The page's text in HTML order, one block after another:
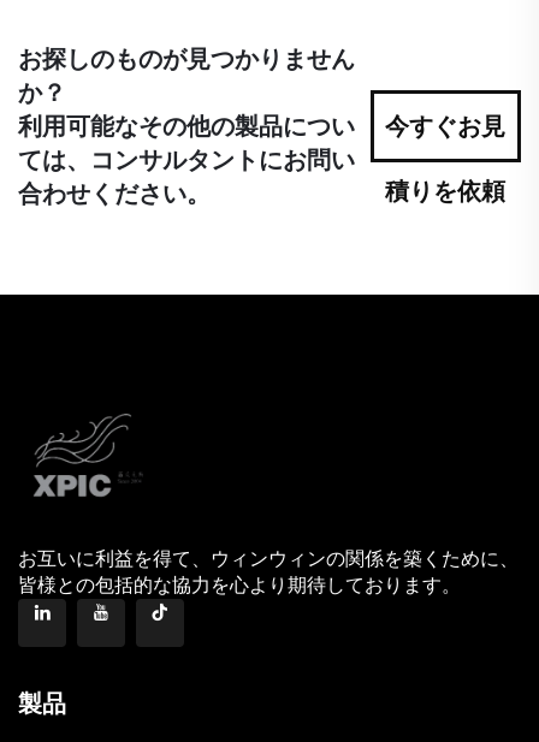
お探しのものが見つかりません
か？
利用可能なその他の製品につい
ては、コンサルタントにお問い
合わせください。
今すぐお見
積りを依頼
お互いに利益を得て、ウィンウィンの関係を築くために、
皆様との包括的な協力を心より期待しております。
製品